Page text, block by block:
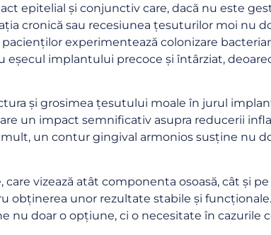
epitelial și conjunctiv care, dacă nu este
cronică sau recesiunea țesuturilor moi nu
experimentează colonizare
implantului precoce și întârziat,
și grosimea țesutului moale în jurul
un impact semnificativ asupra reducerii
un contur gingival armonios susține nu
vizează atât componenta osoasă, cât și
obținerea unor rezultate stabile și
nu doar o opțiune, ci o necesitate în cazurile